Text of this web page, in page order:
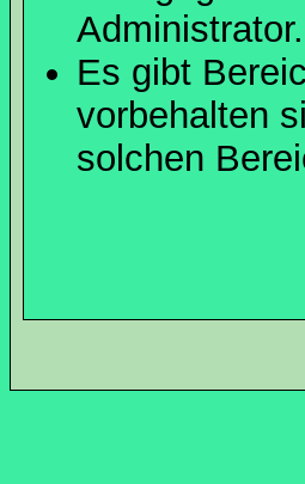
Administrator.
Es gibt
vorbehalten
solchen